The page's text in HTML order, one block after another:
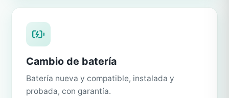
Cambio de batería
Batería nueva y compatible, instalada y
probada, con garantía.